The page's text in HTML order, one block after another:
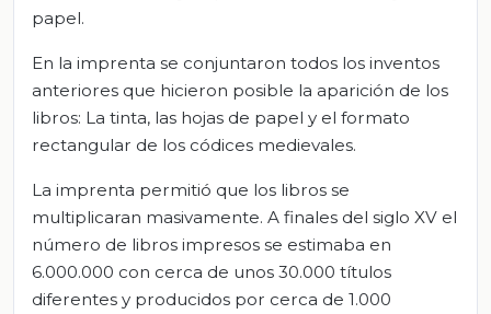
papel.
En la imprenta se conjuntaron todos los inventos
anteriores que hicieron posible la aparición de los
libros: La tinta, las hojas de papel y el formato
rectangular de los códices medievales.
La imprenta permitió que los libros se
multiplicaran masivamente. A finales del siglo XV el
número de libros impresos se estimaba en
6.000.000 con cerca de unos 30.000 títulos
diferentes y producidos por cerca de 1.000